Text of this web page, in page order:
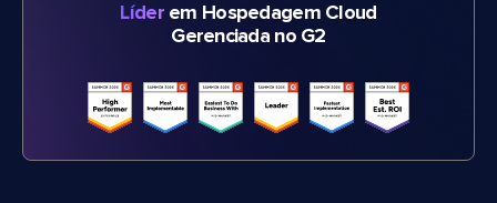
Líderem Hospedagem Cloud
Gerenciada no G2